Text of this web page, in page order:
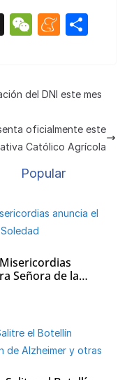
X
W
h
M
e
m
e
p
tir
del DNI este mes
oficialmente este
Católico Agrícola
Popular
Señora de la